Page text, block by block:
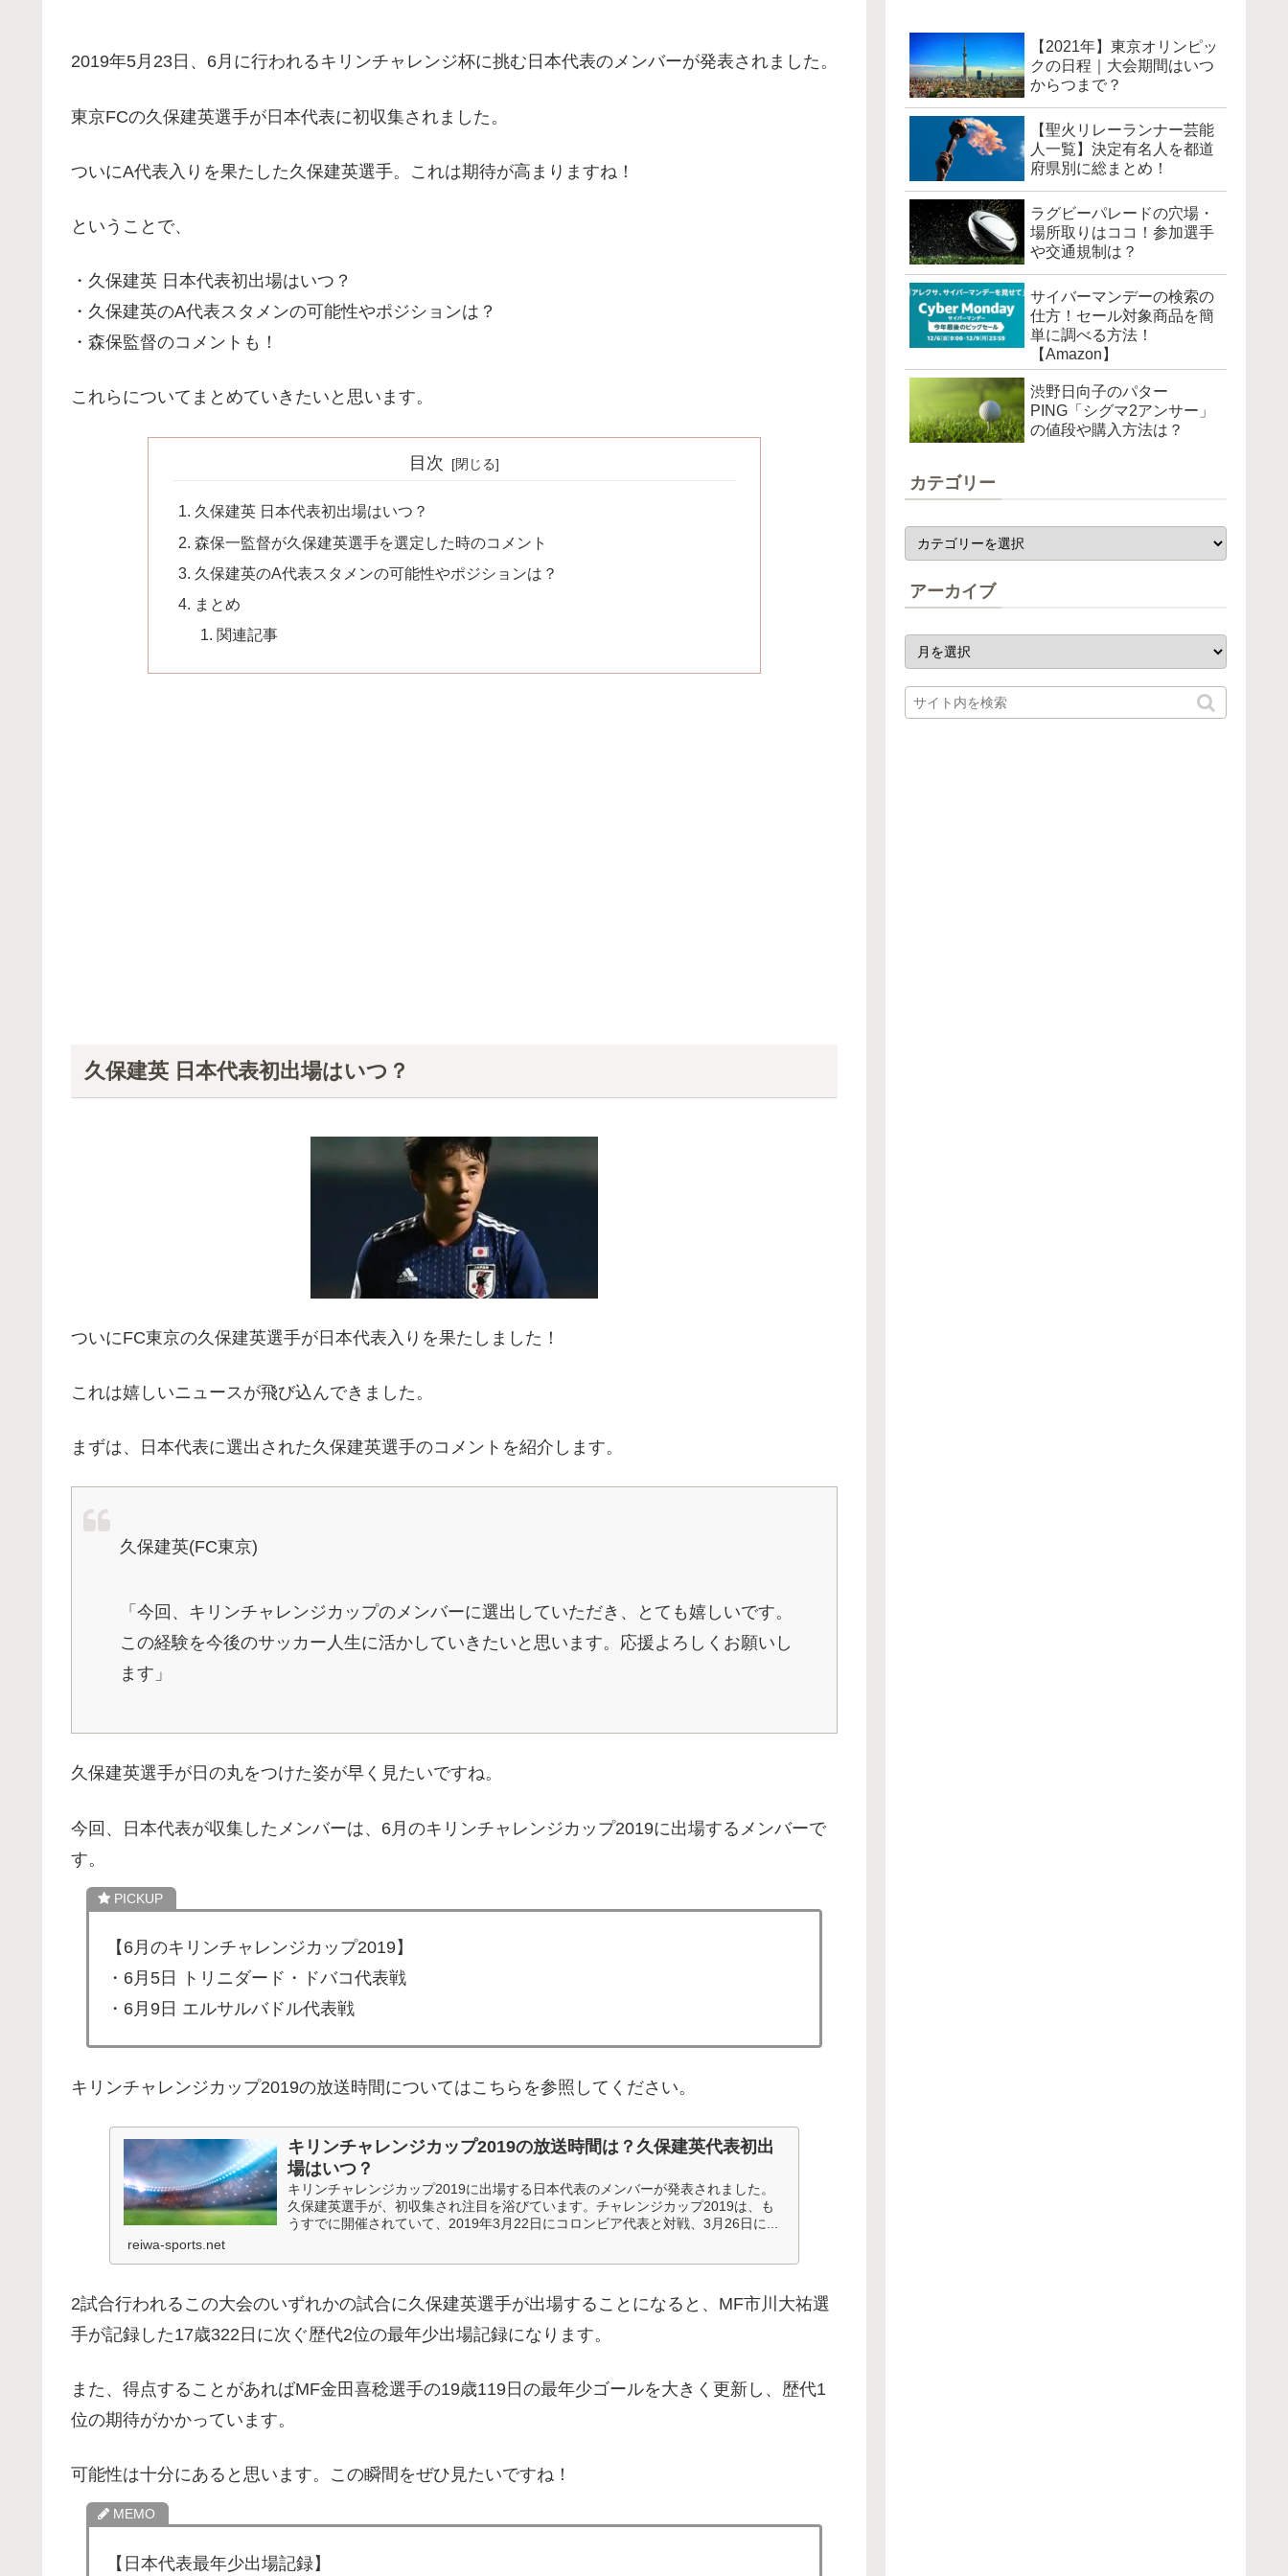
2019年5月23日、6月に行われるキリンチャレンジ杯に挑む日本代表のメンバーが発表されました。
東京FCの久保建英選手が日本代表に初収集されました。
ついにA代表入りを果たした久保建英選手。これは期待が高まりますね！
ということで、
・久保建英 日本代表初出場はいつ？
・久保建英のA代表スタメンの可能性やポジションは？
・森保監督のコメントも！
これらについてまとめていきたいと思います。
目次
久保建英 日本代表初出場はいつ？
森保一監督が久保建英選手を選定した時のコメント
久保建英のA代表スタメンの可能性やポジションは？
まとめ
関連記事
久保建英 日本代表初出場はいつ？
ついにFC東京の久保建英選手が日本代表入りを果たしました！
これは嬉しいニュースが飛び込んできました。
まずは、日本代表に選出された久保建英選手のコメントを紹介します。
久保建英(FC東京)
「今回、キリンチャレンジカップのメンバーに選出していただき、とても嬉しいです。
この経験を今後のサッカー人生に活かしていきたいと思います。応援よろしくお願いし
ます」
久保建英選手が日の丸をつけた姿が早く見たいですね。
今回、日本代表が収集したメンバーは、6月のキリンチャレンジカップ2019に出場するメンバーで
す。
【6月のキリンチャレンジカップ2019】
・6月5日 トリニダード・ドバコ代表戦
・6月9日 エルサルバドル代表戦
キリンチャレンジカップ2019の放送時間についてはこちらを参照してください。
キリンチャレンジカップ2019の放送時間は？久保建英代表初出
場はいつ？
キリンチャレンジカップ2019に出場する日本代表のメンバーが発表されました。
久保建英選手が、初収集され注目を浴びています。チャレンジカップ2019は、も
うすでに開催されていて、2019年3月22日にコロンビア代表と対戦、3月26日に...
reiwa-sports.net
2試合行われるこの大会のいずれかの試合に久保建英選手が出場することになると、MF市川大祐選
手が記録した17歳322日に次ぐ歴代2位の最年少出場記録になります。
また、得点することがあればMF金田喜稔選手の19歳119日の最年少ゴールを大きく更新し、歴代1
位の期待がかかっています。
可能性は十分にあると思います。この瞬間をぜひ見たいですね！
【日本代表最年少出場記録】
【2021年】東京オリンピッ
クの日程｜大会期間はいつ
からつまで？
【聖火リレーランナー芸能
人一覧】決定有名人を都道
府県別に総まとめ！
ラグビーパレードの穴場・
場所取りはココ！参加選手
や交通規制は？
サイバーマンデーの検索の
仕方！セール対象商品を簡
単に調べる方法！
【Amazon】
渋野日向子のパター
PING「シグマ2アンサー」
の値段や購入方法は？
カテゴリー
アーカイブ